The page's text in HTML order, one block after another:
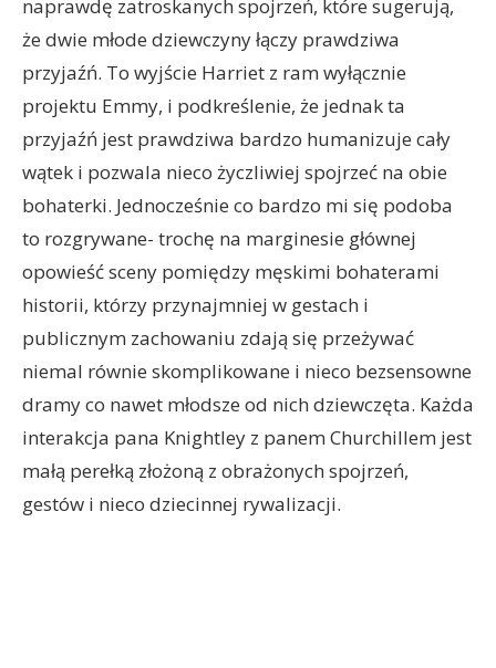
naprawdę zatroskanych spojrzeń, które sugerują,
że dwie młode dziewczyny łączy prawdziwa
przyjaźń. To wyjście Harriet z ram wyłącznie
projektu Emmy, i podkreślenie, że jednak ta
przyjaźń jest prawdziwa bardzo humanizuje cały
wątek i pozwala nieco życzliwiej spojrzeć na obie
bohaterki. Jednocześnie co bardzo mi się podoba
to rozgrywane- trochę na marginesie głównej
opowieść sceny pomiędzy męskimi bohaterami
historii, którzy przynajmniej w gestach i
publicznym zachowaniu zdają się przeżywać
niemal równie skomplikowane i nieco bezsensowne
dramy co nawet młodsze od nich dziewczęta. Każda
interakcja pana Knightley z panem Churchillem jest
małą perełką złożoną z obrażonych spojrzeń,
gestów i nieco dziecinnej rywalizacji.